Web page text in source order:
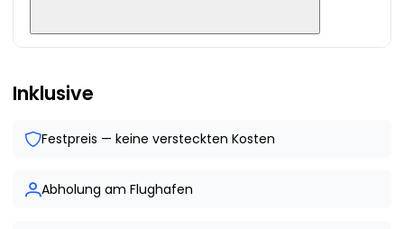
Inklusive
Festpreis — keine versteckten Kosten
Abholung am Flughafen